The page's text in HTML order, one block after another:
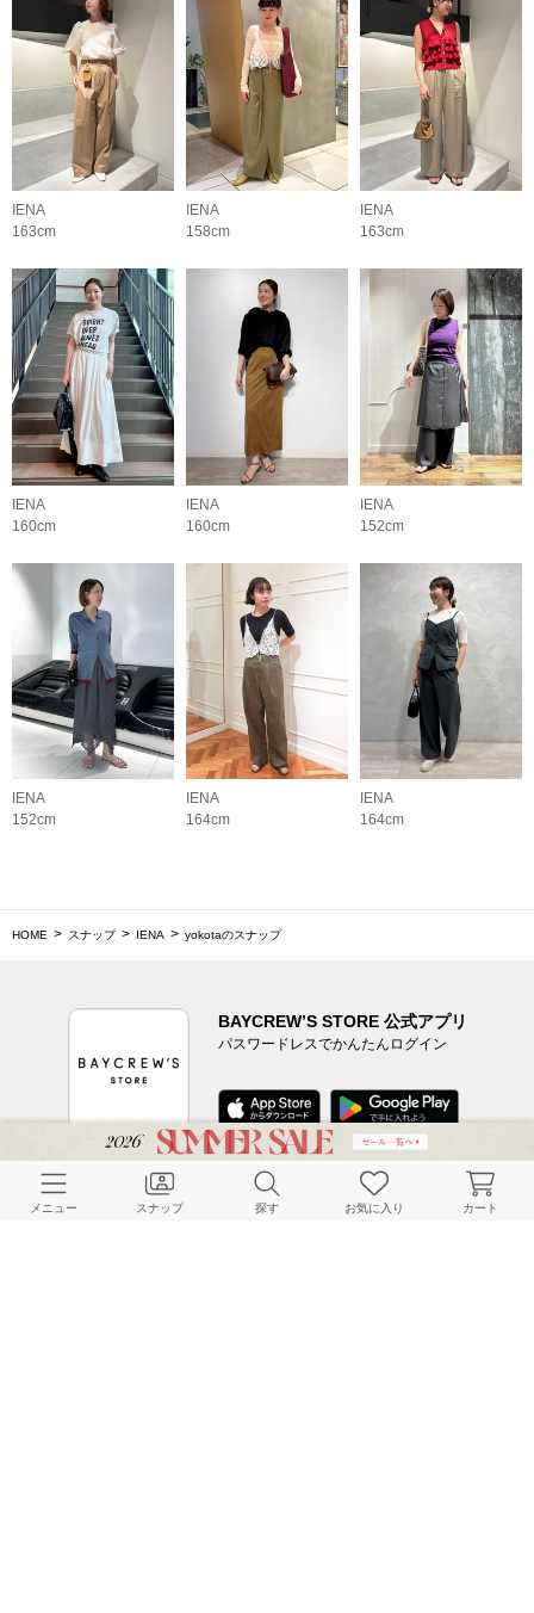
IENA
163cm
IENA
158cm
IENA
163cm
IENA
160cm
IENA
160cm
IENA
152cm
IENA
152cm
IENA
164cm
IENA
164cm
HOME スナップ IENA yokotaのスナップ
BAYCREW’S STORE 公式アプリ
パスワードレスでかんたんログイン
CUSTOMER SERVICE
メニュー スナップ 探す お気に入り カート